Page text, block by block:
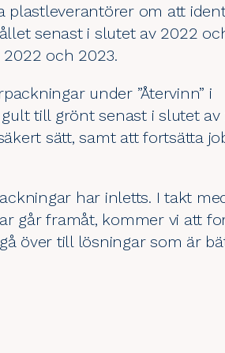
plastleverantörer om att
senast i slutet av 2022
och 2023.
under ”Återvinn” i
till grönt senast i slutet
sätt, samt att fortsätta
har inletts. I takt
går framåt, kommer vi att
över till lösningar som är